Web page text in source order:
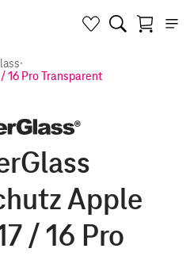
·
16 Pro Transparent
Apple
/ 16 Pro